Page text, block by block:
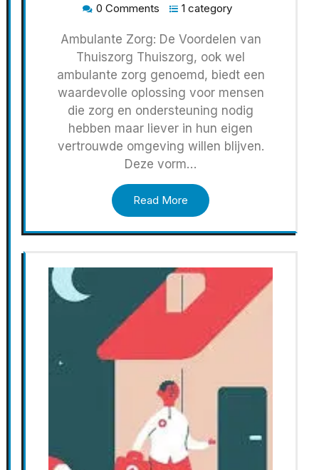
0 Comments
1 category
Ambulante Zorg: De Voordelen van
Thuiszorg Thuiszorg, ook wel
ambulante zorg genoemd, biedt een
waardevolle oplossing voor mensen
die zorg en ondersteuning nodig
hebben maar liever in hun eigen
vertrouwde omgeving willen blijven.
Deze vorm…
Read More